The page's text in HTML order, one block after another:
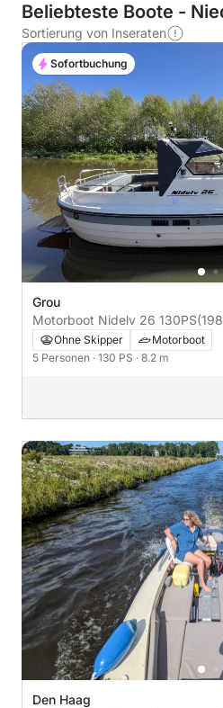
Beliebteste Boote -
Sortierung von Inseraten
Grou
Motorboot Nidelv 26 130PS
Ohne Skipper
Motorboot
5 Personen · 130 PS · 8.2 m
Sofortbuchung
Den Haag